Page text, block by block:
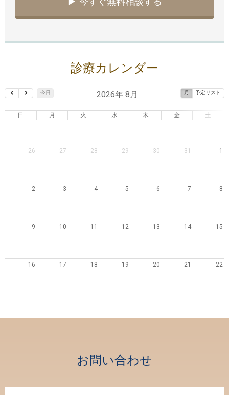
診療カレンダー
今日 月 予定リスト
2026年 8月
日 月 火 水 木 金 土
26 27 28 29 30 31 1
2 3 4 5 6 7 8
9 10 11 12 13 14 15
16 17 18 19 20 21 22
お問い合わせ